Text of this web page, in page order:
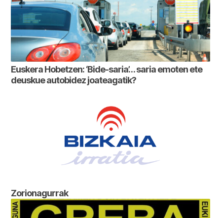
Euskera Hobetzen: ‘Bide-saria’… saria emoten ete
deuskue autobidez joateagatik?
Zorionagurrak